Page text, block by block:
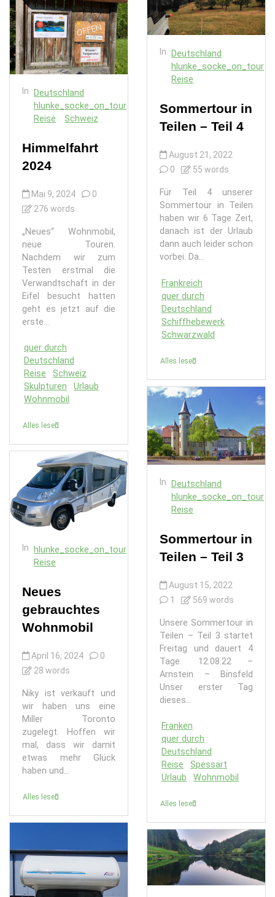
In
Deutschland
hlunke_socke_on_tour
Reise
Schweiz
Himmelfahrt
2024
Mai 9, 2024
0
276 words
„Neues“ Wohnmobil,
neue Touren.
Nachdem wir zum
Testen erstmal die
Verwandtschaft in der
Eifel besucht hatten
geht es jetzt auf die
erste...
quer durch
Deutschland
Reise
Schweiz
Skulpturen
Urlaub
Wohnmobil
Alles lesen
In
hlunke_socke_on_tour
Reise
Neues
gebrauchtes
Wohnmobil
April 16, 2024
0
28 words
Niky ist verkauft und
wir haben uns eine
Miller Toronto
zugelegt. Hoffen wir
mal, dass wir damit
etwas mehr Glück
haben und...
Alles lesen
In
Deutschland
hlunke_socke_on_tour
Reise
Sommertour in
Teilen – Teil 4
August 21, 2022
0
55 words
Für Teil 4 unserer
Sommertour in Teilen
haben wir 6 Tage Zeit,
danach ist der Urlaub
dann auch leider schon
vorbei. Da...
Frankreich
quer durch
Deutschland
Schiffhebewerk
Schwarzwald
Alles lesen
In
Deutschland
hlunke_socke_on_tour
Reise
Sommertour in
Teilen – Teil 3
August 15, 2022
1
569 words
Unsere Sommertour in
Teilen – Teil 3 startet
Freitag und dauert 4
Tage. 12.08.22 –
Arnstein – Binsfeld
Unser erster Tag
dieses...
Franken
quer durch
Deutschland
Reise
Spessart
Urlaub
Wohnmobil
Alles lesen